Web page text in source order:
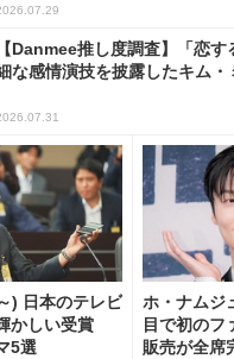
【Danmee推し度調査】「恋
な感情演技を披露したキム・
) 日本のテレビ
かしい受賞
5選
ホ・ナムジ
目で初のフ
販売が全席